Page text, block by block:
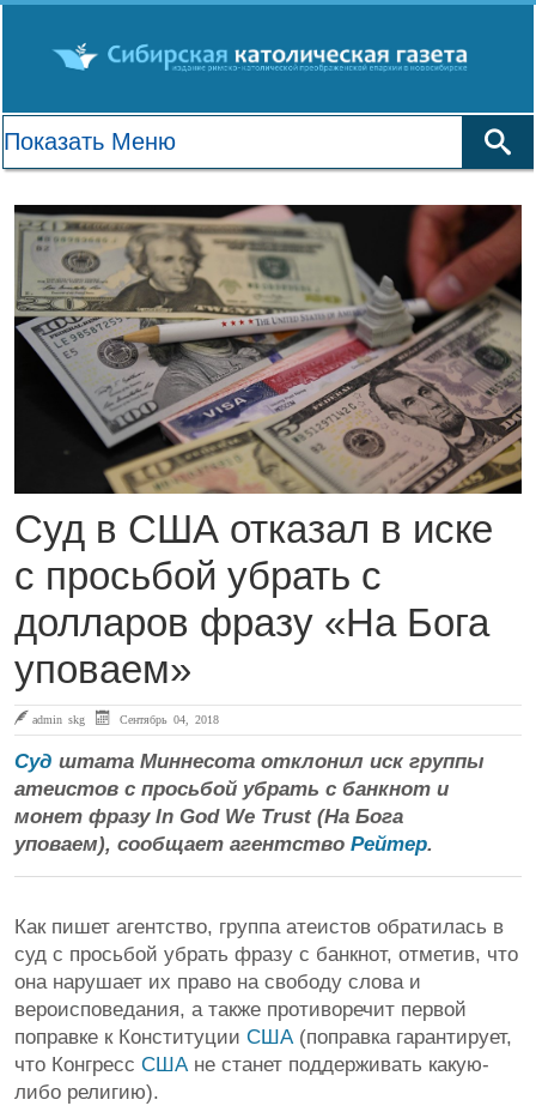
Суд в США отказал в иске
с просьбой убрать с
долларов фразу «На Бога
уповаем»
admin skg Сентябрь 04, 2018
Суд штата Миннесота отклонил иск группы
атеистов с просьбой убрать с банкнот и
монет фразу In God We Trust (На Бога
уповаем), сообщает агентство Рейтер.
Как пишет агентство, группа атеистов обратилась в
суд с просьбой убрать фразу с банкнот, отметив, что
она нарушает их право на свободу слова и
вероисповедания, а также противоречит первой
поправке к Конституции США (поправка гарантирует,
что Конгресс США не станет поддерживать какую-
либо религию).